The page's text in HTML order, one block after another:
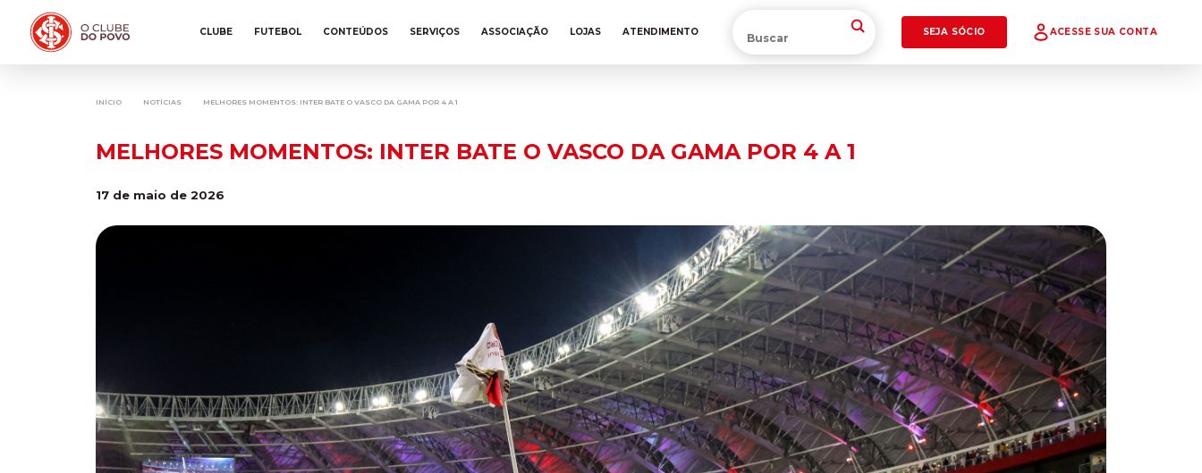
CLUBE FUTEBOL CONTEÚDOS SERVIÇOS ASSOCIAÇÃO LOJAS ATENDIMENTO SEJA SÓCIO ACESSE SUA CONTA
INÍCIO NOTÍCIAS MELHORES MOMENTOS: INTER BATE O VASCO DA GAMA POR 4 A 1
MELHORES MOMENTOS: INTER BATE O VASCO DA GAMA POR 4 A 1
17 de maio de 2026